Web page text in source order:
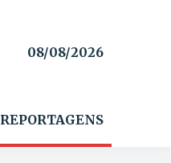
08/08/2026
REPORTAGENS